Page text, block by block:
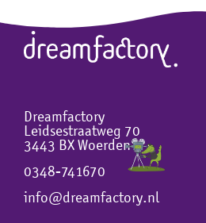
Dreamfactory
Leidsestraatweg 70
3443 BX Woerden
0348-741670
info@dreamfactory.nl